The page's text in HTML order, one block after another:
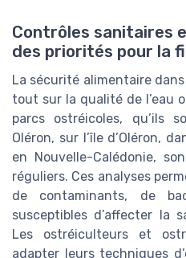
Contrôles sanitaires
des priorités pour la
La sécurité alimentaire
tout sur la qualité de l’eau
parcs ostréicoles, qu’ils
Oléron, sur l’île d’Oléron,
en Nouvelle-Calédonie,
réguliers. Ces analyses
de contaminants, de
susceptibles d’affecter la
Les ostréiculteurs et
adapter leurs techniques